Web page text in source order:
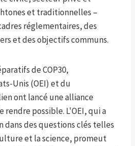
et traditionnelles –
réglementaires, des
et des objectifs communs.
de COP30,
Unis (OEI) et du
ont lancé une alliance
possible. L'OEI, qui a
dans des questions clés telles
et la science, promeut